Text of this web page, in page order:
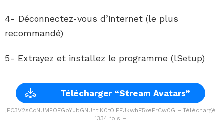
4- Déconnectez-vous d’Internet (le plus
recommandé)
5- Extrayez et installez le programme (lSetup)
Télécharger “Stream Avatars”
jFC3V2sCdNUMPOEGbYUbGNUntiK0tO!EEJkwhF5xeFrCw0G – Téléchargé
1334 fois –